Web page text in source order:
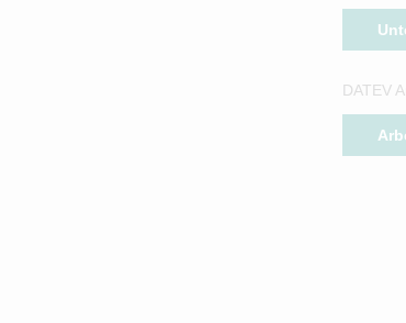
DATEV